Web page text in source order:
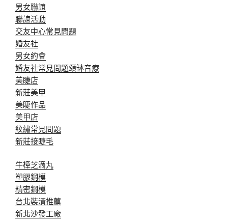
男女聯誼
聯誼活動
交友中心常見問題
婚友社
男女約會
婚友社常見問題頌缽音療
美睫店
新莊美甲
美睫作品
美甲店
紋繡常見問題
新莊接睫毛
牛樟芝滴丸
塑膠鋼模
精密鋼模
台北裝潢推薦
新北沙發工廠